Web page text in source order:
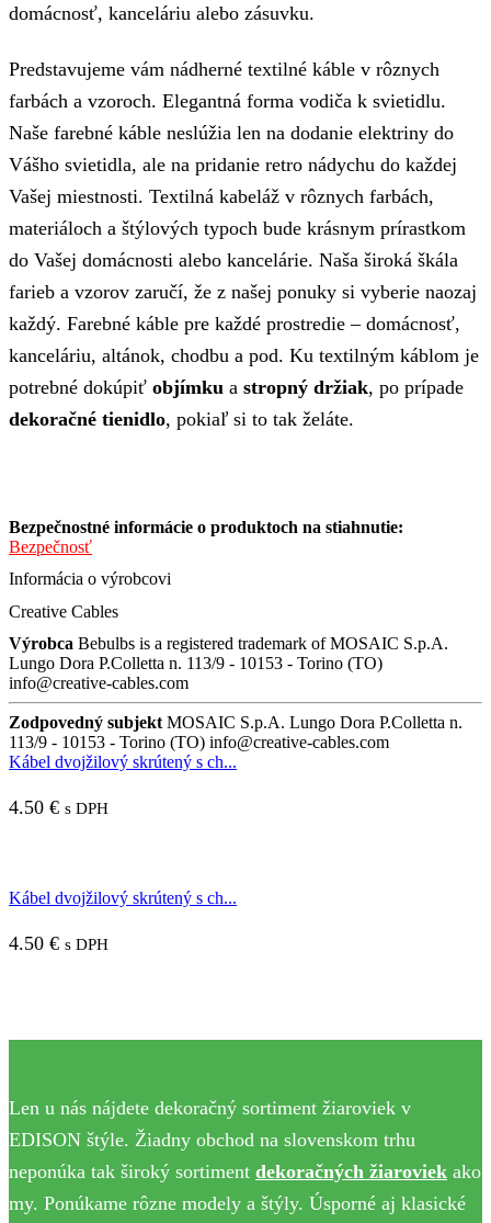
domácnosť, kanceláriu alebo zásuvku.
Predstavujeme vám nádherné textilné káble v rôznych
farbách a vzoroch. Elegantná forma vodiča k svietidlu.
Naše farebné káble neslúžia len na dodanie elektriny do
Vášho svietidla, ale na pridanie retro nádychu do každej
Vašej miestnosti. Textilná kabeláž v rôznych farbách,
materiáloch a štýlových typoch bude krásnym prírastkom
do Vašej domácnosti alebo kancelárie. Naša široká škála
farieb a vzorov zaručí, že z našej ponuky si vyberie naozaj
každý. Farebné káble pre každé prostredie – domácnosť,
kanceláriu, altánok, chodbu a pod. Ku textilným káblom je
potrebné dokúpiť objímku a stropný držiak, po prípade
dekoračné tienidlo, pokiaľ si to tak želáte.
Bezpečnostné informácie o produktoch na stiahnutie:
Bezpečnosť
Informácia o výrobcovi
Creative Cables
Výrobca Bebulbs is a registered trademark of MOSAIC S.p.A.
Lungo Dora P.Colletta n. 113/9 - 10153 - Torino (TO)
info@creative-cables.com
Zodpovedný subjekt MOSAIC S.p.A. Lungo Dora P.Colletta n.
113/9 - 10153 - Torino (TO) info@creative-cables.com
Kábel dvojžilový skrútený s ch...
4.50 € s DPH
Kábel dvojžilový skrútený s ch...
4.50 € s DPH
Len u nás nájdete dekoračný sortiment žiaroviek v
EDISON štýle. Žiadny obchod na slovenskom trhu
neponúka tak široký sortiment dekoračných žiaroviek ako
my. Ponúkame rôzne modely a štýly. Úsporné aj klasické